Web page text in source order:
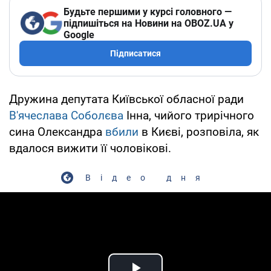
Будьте першими у курсі головного —
підпишіться на Новини на OBOZ.UA у
Google
Підписатися
Дружина депутата Київської обласної ради
В'ячеслава Соболєва Інна, чийого трирічного
сина Олександра вбили в Києві, розповіла, як
вдалося вижити її чоловікові.
Відео дня